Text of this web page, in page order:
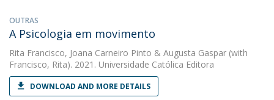
OUTRAS
A Psicologia em movimento
Rita Francisco, Joana Carneiro Pinto & Augusta Gaspar (with
Francisco, Rita). 2021. Universidade Católica Editora
DOWNLOAD AND MORE DETAILS